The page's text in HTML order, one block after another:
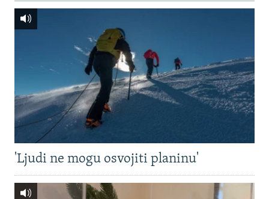
'Ljudi ne mogu osvojiti planinu'